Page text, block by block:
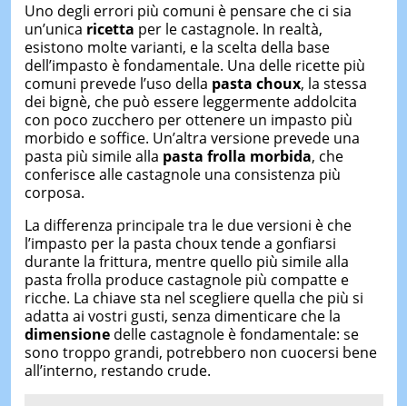
Uno degli errori più comuni è pensare che ci sia
un’unica ricetta per le castagnole. In realtà,
esistono molte varianti, e la scelta della base
dell’impasto è fondamentale. Una delle ricette più
comuni prevede l’uso della pasta choux, la stessa
dei bignè, che può essere leggermente addolcita
con poco zucchero per ottenere un impasto più
morbido e soffice. Un’altra versione prevede una
pasta più simile alla pasta frolla morbida, che
conferisce alle castagnole una consistenza più
corposa.
La differenza principale tra le due versioni è che
l’impasto per la pasta choux tende a gonfiarsi
durante la frittura, mentre quello più simile alla
pasta frolla produce castagnole più compatte e
ricche. La chiave sta nel scegliere quella che più si
adatta ai vostri gusti, senza dimenticare che la
dimensionedelle castagnole è fondamentale: se
sono troppo grandi, potrebbero non cuocersi bene
all’interno, restando crude.